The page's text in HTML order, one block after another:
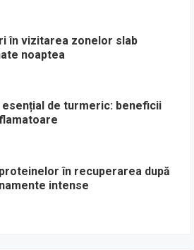
în vizitarea zonelor slab
noaptea
esențial de turmeric: beneficii
în recuperarea după
intense